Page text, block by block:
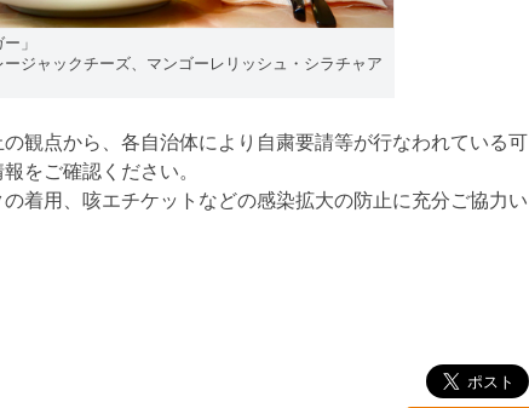
」
ジャックチーズ、マンゴーレリッシュ・シラチャア
観点から、各自治体により自粛要請等が行なわれている可
をご確認ください。
着用、咳エチケットなどの感染拡大の防止に充分ご協力い